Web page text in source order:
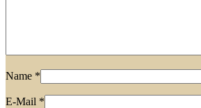
Name *
E-Mail *